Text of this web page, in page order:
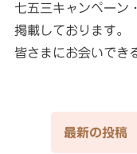
七五三キャンペーン
掲載しております。
皆さまにお会いでき
最新の投稿